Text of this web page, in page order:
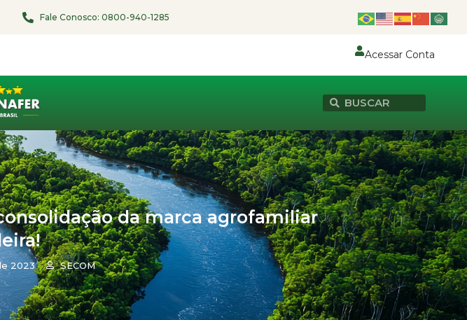
Fale Conosco: 0800-940-1285
Acessar Conta
consolidação da marca agrofamiliar
2023 SECOM